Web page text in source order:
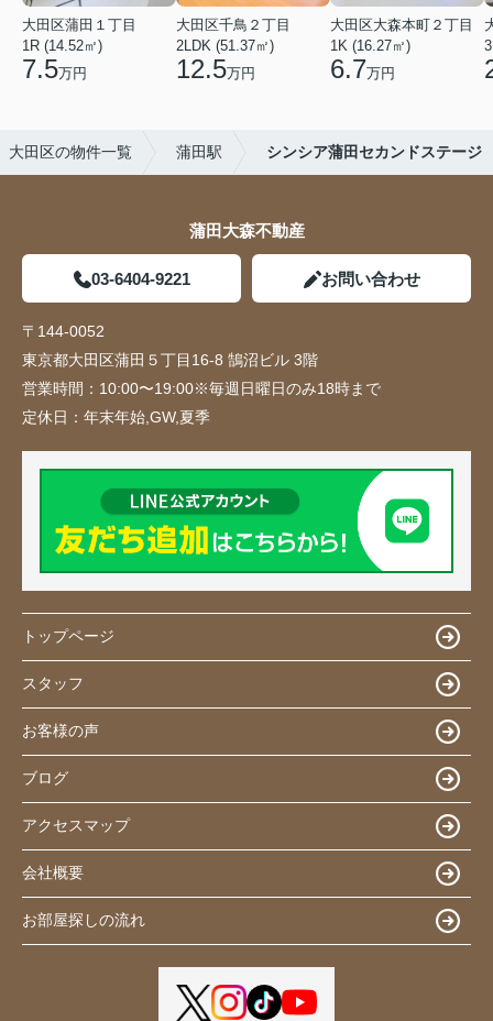
大田区蒲田１丁目
1R (14.52㎡)
7.5万円
大田区千鳥２丁目
2LDK (51.37㎡)
12.5万円
大田区大森本町２丁目
1K (16.27㎡)
6.7万円
大田区の物件一覧 蒲田駅 シンシア蒲田セカンドステージ
蒲田大森不動産
03-6404-9221 お問い合わせ
〒144-0052
東京都大田区蒲田５丁目16-8 鵠沼ビル 3階
営業時間： 10:00〜19:00※毎週日曜日のみ18時まで
定休日： 年末年始,GW,夏季
トップページ
スタッフ
お客様の声
ブログ
アクセスマップ
会社概要
お部屋探しの流れ